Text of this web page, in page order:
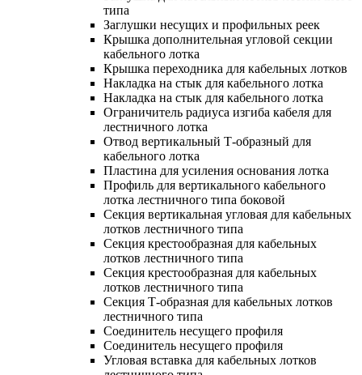
типа
Заглушки несущих и профильных реек
Крышка дополнительная угловой секции
кабельного лотка
Крышка переходника для кабельных лотков
Накладка на стык для кабельного лотка
Накладка на стык для кабельного лотка
Ограничитель радиуса изгиба кабеля для
лестничного лотка
Отвод вертикальный Т-образный для
кабельного лотка
Пластина для усиления основания лотка
Профиль для вертикального кабельного
лотка лестничного типа боковой
Секция вертикальная угловая для кабельных
лотков лестничного типа
Секция крестообразная для кабельных
лотков лестничного типа
Секция крестообразная для кабельных
лотков лестничного типа
Секция Т-образная для кабельных лотков
лестничного типа
Соединитель несущего профиля
Соединитель несущего профиля
Угловая вставка для кабельных лотков